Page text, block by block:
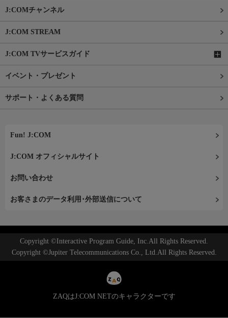
J:COMチャンネル
J:COM STREAM
J:COM TVサービスガイド
イベント・プレゼント
サポート・よくある質問
Fun! J:COM
J:COM オフィシャルサイト
お問い合わせ
お客さまのデータ利用･外部送信について
Copyright ©Interactive Program Guide, Inc.All Rights Reserved.
Copyright ©Jupiter Telecommunications Co., Ltd.All Rights Reserved.
ZAQはJ:COM NETのキャラクターです